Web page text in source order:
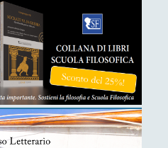
(13)